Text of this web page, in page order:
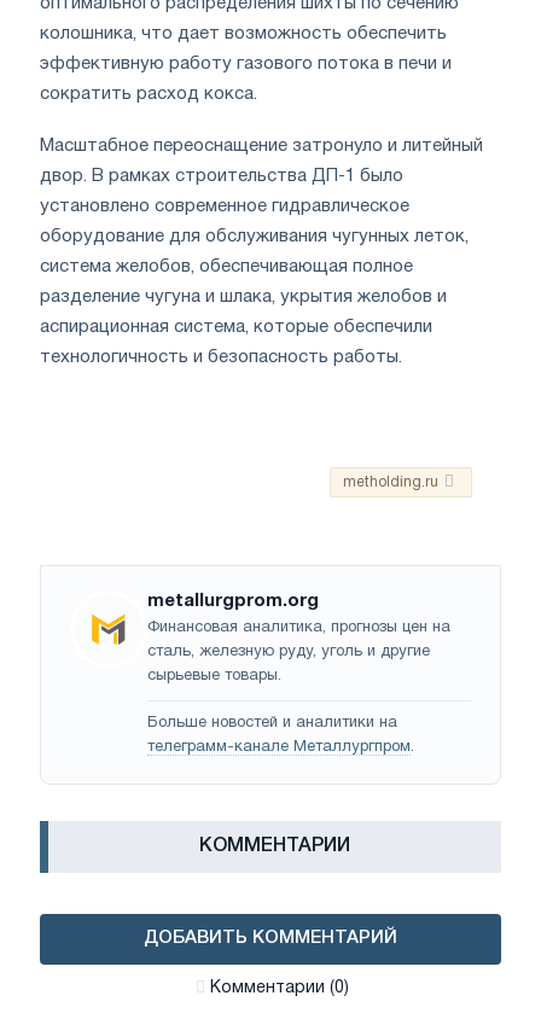
колошника, что дает возможность обеспечить
эффективную работу газового потока в печи и
сократить расход кокса.
Масштабное переоснащение затронуло и литейный
двор. В рамках строительства ДП-1 было
установлено современное гидравлическое
оборудование для обслуживания чугунных леток,
система желобов, обеспечивающая полное
разделение чугуна и шлака, укрытия желобов и
аспирационная система, которые обеспечили
технологичность и безопасность работы.
metholding.ru
metallurgprom.org
Финансовая аналитика, прогнозы цен на
сталь, железную руду, уголь и другие
сырьевые товары.
Больше новостей и аналитики на
телеграмм-канале Металлургпром.
КОММЕНТАРИИ
ДОБАВИТЬ КОММЕНТАРИЙ
Комментарии (0)